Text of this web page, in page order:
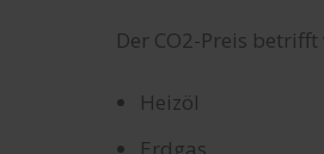
Der CO2-Preis
Heizöl